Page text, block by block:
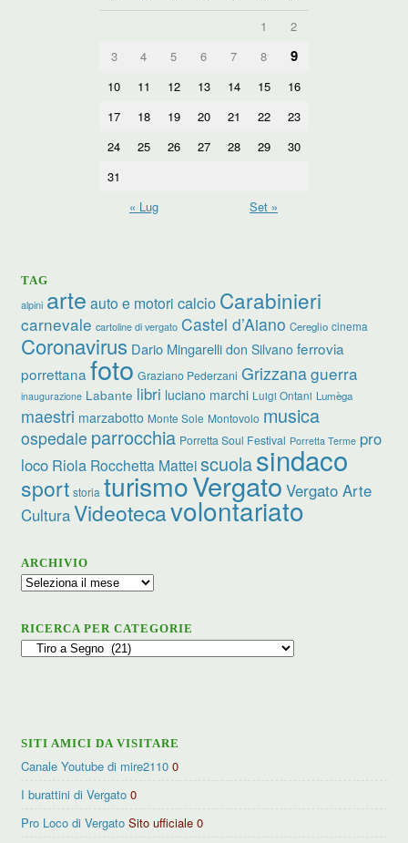
1
2
3
4 5 6 7 8 9
10 11 12 13 14 15
16
17
18 19 20 21 22
23
24
25 26 27 28 29
30
31
« Lug
Set »
TAG
alpini arte auto e motori calcio Carabinieri
carnevale cartoline di vergato Castel d’Aiano Cereglio cinema
Coronavirus Dario Mingarelli don Silvano ferrovia
porrettana foto Graziano Pederzani Grizzanaguerra
inaugurazione Labante libri luciano marchi Luigi Ontani Lumèga
maestri marzabotto Monte Sole Montovolo musica
ospedale parrocchia Porretta Soul Festival Porretta Terme pro
loco Riola Rocchetta Matteiscuolasindaco
sport storia turismoVergato Vergato Arte
CulturaVideotecavolontariato
ARCHIVIO
Archivio
RICERCA PER CATEGORIE
Ricerca
SITI AMICI DA VISITARE
Canale Youtube di mire2110 0
I burattini di Vergato 0
Pro Loco di Vergato Sito ufficiale 0